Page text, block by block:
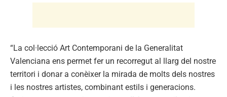
“La col·lecció Art Contemporani de la Generalitat
Valenciana ens permet fer un recorregut al llarg del nostre
territori i donar a conèixer la mirada de molts dels nostres
i les nostres artistes, combinant estils i generacions.